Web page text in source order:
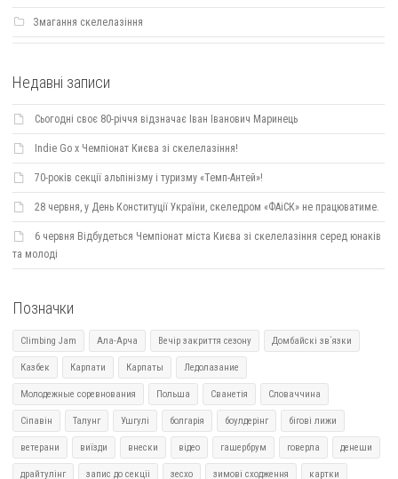
Змагання скелелазіння
Недавні записи
Сьогодні своє 80-річчя відзначає Іван Іванович Маринець
Indie Go х Чемпіонат Києва зі скелелазіння!
70-років секції альпінізму і туризму «Темп-Антей»!
28 червня, у День Конституції України, скеледром «ФАіСК» не працюватиме.
6 червня Відбудеться Чемпіонат міста Києва зі скелелазіння серед юнаків
та молоді
Позначки
Climbing Jam Ала-Арча Вечір закриття сезону Домбайскі зв`язки
Казбек Карпати Карпаты Ледолазание
Молодежные соревнования Польша Сванетія Словаччина
Сіпавін Талунг Ушгулі болгарія боулдерінг бігові лижи
ветерани виїзди внески відео гашербрум говерла денеши
драйтулінг запис до секціі зесхо зимові сходження картки